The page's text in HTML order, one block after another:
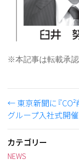
※本記事は転載承認
←東京新聞に『
グループ入社式開催
カテゴリー
NEWS